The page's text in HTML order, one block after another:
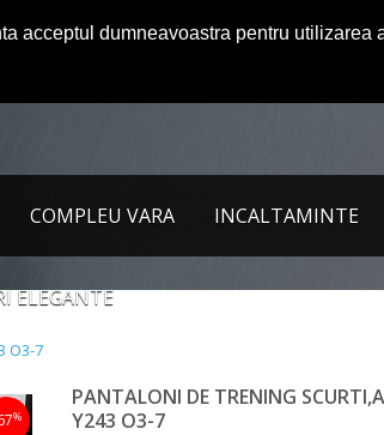
acceptul dumneavoastra pentru utilizarea
COMPLEU VARA INCALTAMINTE
ELEGANTE
O3-7
%
PANTALONI DE TRENING
Y243 O3-7